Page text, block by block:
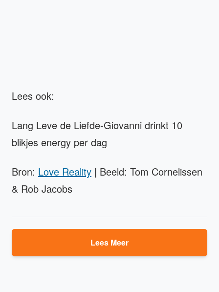
Lees ook:
Lang Leve de Liefde-Giovanni drinkt 10
blikjes energy per dag
Bron: Love Reality | Beeld: Tom Cornelissen
& Rob Jacobs
Lees Meer